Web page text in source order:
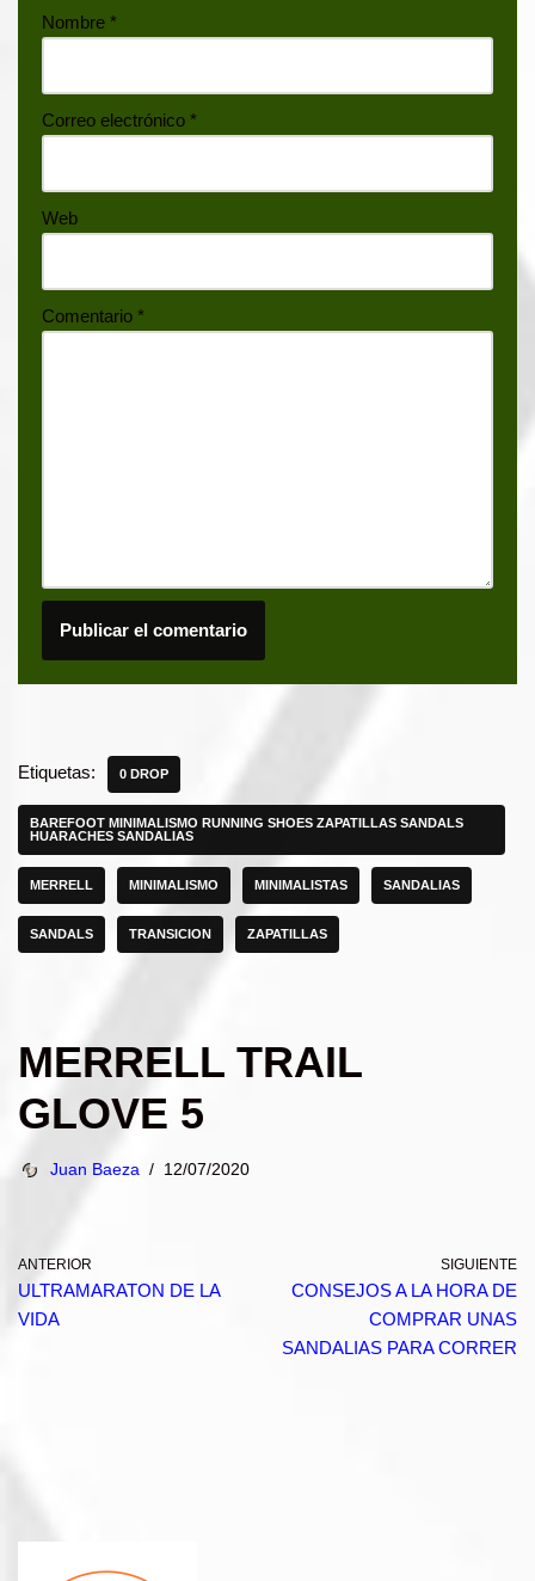
Nombre *
Correo electrónico *
Web
Comentario *
Etiquetas: 0 DROP
BAREFOOT MINIMALISMO RUNNING SHOES ZAPATILLAS SANDALS
HUARACHES SANDALIAS
MERRELL MINIMALISMO MINIMALISTAS SANDALIAS
SANDALS TRANSICION ZAPATILLAS
MERRELL TRAIL
GLOVE 5
Juan Baeza 12/07/2020
ANTERIOR
ULTRAMARATON DE LA
VIDA
SIGUIENTE
CONSEJOS A LA HORA DE
COMPRAR UNAS
SANDALIAS PARA CORRER